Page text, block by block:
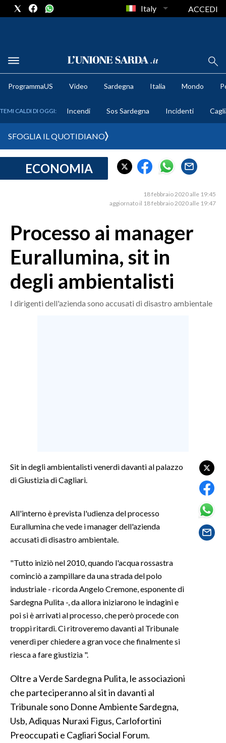
METEO
CRONACA SARDEGNA
MEDIO CAMPIDANO
SASSARI E PROVINCIA
GALLURA
NUORO E PROVINCIA
OGLIASTRA
LAVORO
BANDI
SPORT
CALCIO
CALCIO REGIONALE
BASKET
VOLLEY
MOTORI
ALTRI SPORT
CULTURA
SPETTACOLI
GOSSIP
Italy ACCEDI
ProgrammaUS Video Sardegna Italia Mondo
TEMI CALDI DI OGGI: Incendi Sos Sardegna Incidenti
SFOGLIA IL QUOTIDIANO
ECONOMIA
18 febbraio 2020 alle 19:45
aggiornato il 18 febbraio 2020 alle 19:47
Processo ai manager
Eurallumina, sit in
degli ambientalisti
I dirigenti dell'azienda sono accusati di disastro ambientale
Sit in degli ambientalisti venerdì davanti al palazzo
di Giustizia di Cagliari.
All'interno è prevista l'udienza del processo
Eurallumina che vede i manager dell'azienda
accusati di disastro ambientale.
"Tutto iniziò nel 2010, quando l'acqua rossastra
cominciò a zampillare da una strada del polo
industriale - ricorda Angelo Cremone, esponente di
Sardegna Pulita -, da allora iniziarono le indagini e
poi si è arrivati al processo, che però procede con
troppi ritardi. Ci ritroveremo davanti al Tribunale
venerdì per chiedere a gran voce che finalmente si
riesca a fare giustizia ".
Oltre a Verde Sardegna Pulita, le associazioni
che parteciperanno al sit in davanti al
Tribunale sono Donne Ambiente Sardegna,
Usb, Adiquas Nuraxi Figus, Carlofortini
Preoccupati e Cagliari Social Forum.